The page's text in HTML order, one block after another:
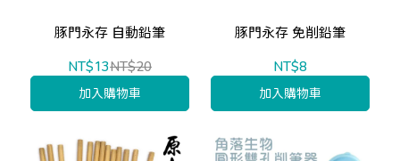
豚門永存 自動鉛筆
NT$13NT$20
加入購物車
豚門永存 免削鉛筆
NT$8
加入購物車